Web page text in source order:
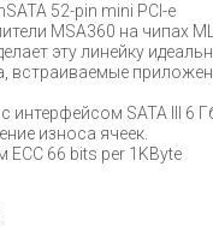
52-pin mini PCI-e
MSA360 на чипах
эту линейку
встраиваемые
SATA III 6
износа ячеек.
66 bits per 1KByte